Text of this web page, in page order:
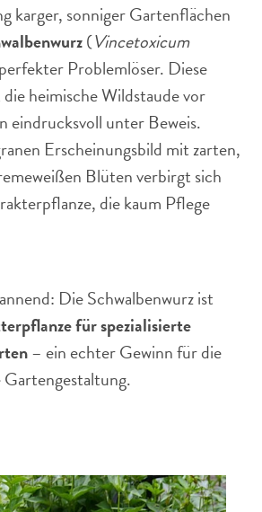
karger, sonniger Gartenflächen
(Vincetoxicum
Problemlöser. Diese
heimische Wildstaude vor
eindrucksvoll unter Beweis.
Erscheinungsbild mit zarten,
Blüten verbirgt sich
die kaum Pflege
Die Schwalbenwurz ist
für spezialisierte
– ein echter Gewinn für die